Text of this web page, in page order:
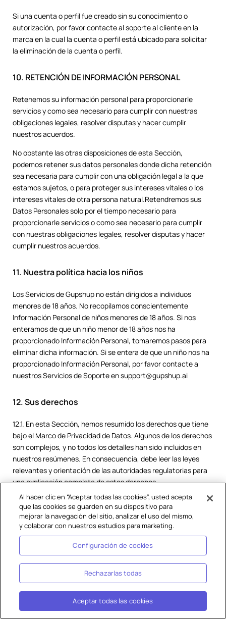
Si una cuenta o perfil fue creado sin su conocimiento o
autorización, por favor contacte al soporte al cliente en la
marca en la cual la cuenta o perfil está ubicado para solicitar
la eliminación de la cuenta o perfil.
10. RETENCIÓN DE INFORMACIÓN PERSONAL
Retenemos su información personal para proporcionarle
servicios y como sea necesario para cumplir con nuestras
obligaciones legales, resolver disputas y hacer cumplir
nuestros acuerdos.
No obstante las otras disposiciones de esta Sección,
podemos retener sus datos personales donde dicha retención
sea necesaria para cumplir con una obligación legal a la que
estamos sujetos, o para proteger sus intereses vitales o los
intereses vitales de otra persona natural.Retendremos sus
Datos Personales solo por el tiempo necesario para
proporcionarle servicios o como sea necesario para cumplir
con nuestras obligaciones legales, resolver disputas y hacer
cumplir nuestros acuerdos.
11. Nuestra política hacia los niños
Los Servicios de Gupshup no están dirigidos a individuos
menores de 18 años. No recopilamos conscientemente
Información Personal de niños menores de 18 años. Si nos
enteramos de que un niño menor de 18 años nos ha
proporcionado Información Personal, tomaremos pasos para
eliminar dicha información. Si se entera de que un niño nos ha
proporcionado Información Personal, por favor contacte a
nuestros Servicios de Soporte en support@gupshup.ai
12. Sus derechos
12.1. En esta Sección, hemos resumido los derechos que tiene
bajo el Marco de Privacidad de Datos. Algunos de los derechos
son complejos, y no todos los detalles han sido incluidos en
nuestros resúmenes. En consecuencia, debe leer las leyes
relevantes y orientación de las autoridades regulatorias para
una explicación completa de estos derechos.
12.2. Sus derechos principales bajo la ley de protección de
datos son:
el derecho de rectificación;
el derecho de eliminación;
el derecho de restringir el procesamiento;
el derecho de oponerse al procesamiento;
el derecho a la portabilidad de datos;
Al hacer clic en “Aceptar todas las cookies”, usted acepta
que las cookies se guarden en su dispositivo para
mejorar la navegación del sitio, analizar el uso del mismo,
y colaborar con nuestros estudios para marketing.
Configuración de cookies
Rechazarlas todas
Aceptar todas las cookies